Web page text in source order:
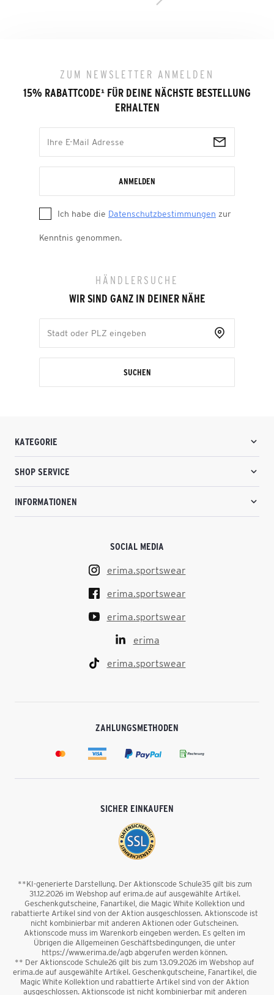
ZUM NEWSLETTER ANMELDEN
15% RABATTCODE¹ FÜR DEINE NÄCHSTE BESTELLUNG
ERHALTEN
ANMELDEN
Ich habe die Datenschutzbestimmungen zur
Kenntnis genommen.
HÄNDLERSUCHE
WIR SIND GANZ IN DEINER NÄHE
SUCHEN
KATEGORIE
SHOP SERVICE
INFORMATIONEN
SOCIAL MEDIA
erima.sportswear
erima.sportswear
erima.sportswear
erima
erima.sportswear
ZAHLUNGSMETHODEN
SICHER EINKAUFEN
**KI-generierte Darstellung. Der Aktionscode Schule35 gilt bis zum
31.12.2026 im Webshop auf erima.de auf ausgewählte Artikel.
Geschenkgutscheine, Fanartikel, die Magic White Kollektion und
rabattierte Artikel sind von der Aktion ausgeschlossen. Aktionscode ist
nicht kombinierbar mit anderen Aktionen oder Gutscheinen.
Aktionscode muss im Warenkorb eingeben werden. Es gelten im
Übrigen die Allgemeinen Geschäftsbedingungen, die unter
https://www.erima.de/agb abgerufen werden können.
** Der Aktionscode Schule26 gilt bis zum 13.09.2026 im Webshop auf
erima.de auf ausgewählte Artikel. Geschenkgutscheine, Fanartikel, die
Magic White Kollektion und rabattierte Artikel sind von der Aktion
ausgeschlossen. Aktionscode ist nicht kombinierbar mit anderen